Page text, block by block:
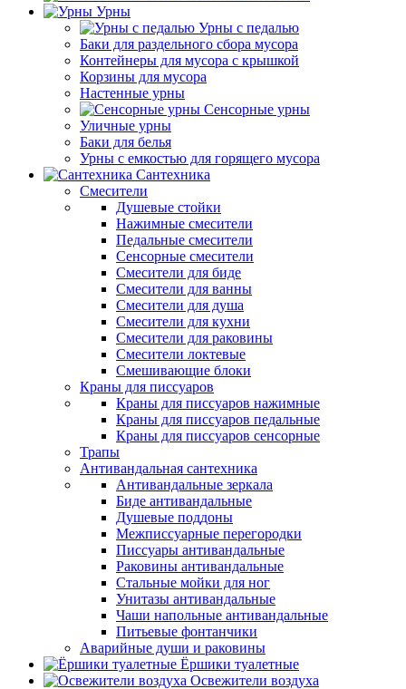
Урны
Урны с педалью
Баки для раздельного сбора мусора
Контейнеры для мусора с крышкой
Корзины для мусора
Настенные урны
Сенсорные урны
Уличные урны
Баки для белья
Урны с емкостью для горящего мусора
Сантехника
Смесители
Душевые стойки
Нажимные смесители
Педальные смесители
Сенсорные смесители
Смесители для биде
Смесители для ванны
Смесители для душа
Смесители для кухни
Смесители для раковины
Смесители локтевые
Смешивающие блоки
Краны для писсуаров
Краны для писсуаров нажимные
Краны для писсуаров педальные
Краны для писсуаров сенсорные
Трапы
Антивандальная сантехника
Антивандальные зеркала
Биде антивандальные
Душевые поддоны
Межписсуарные перегородки
Писсуары антивандальные
Раковины антивандальные
Стальные мойки для ног
Унитазы антивандальные
Чаши напольные антивандальные
Питьевые фонтанчики
Аварийные души и раковины
Ёршики туалетные
Освежители воздуха